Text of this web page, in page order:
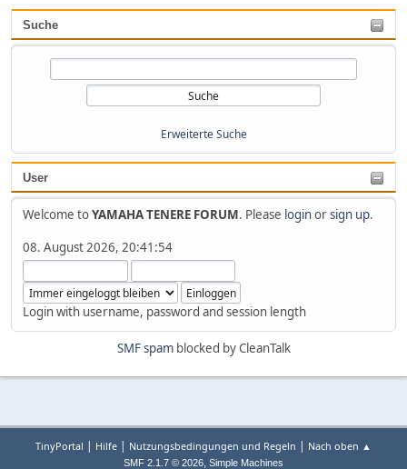
Suche
Erweiterte Suche
User
Welcome toYAMAHA TENERE FORUM. Please loginorsign up.
08. August 2026, 20:41:54
Login with username, password and session length
SMF spamblocked by CleanTalk
TinyPortal | Hilfe | Nutzungsbedingungen und Regeln | Nach oben ▲
SMF 2.1.7 © 2026, Simple Machines